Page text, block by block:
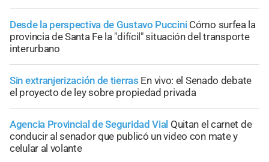
Desde la perspectiva de Gustavo Puccini Cómo surfea la
provincia de Santa Fe la "difícil" situación del transporte
interurbano
Sin extranjerización de tierras En vivo: el Senado debate
el proyecto de ley sobre propiedad privada
Agencia Provincial de Seguridad Vial Quitan el carnet de
conducir al senador que publicó un video con mate y
celular al volante